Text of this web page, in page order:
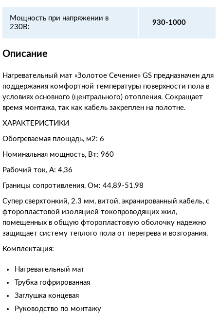
Мощность при напряжении в
230В:
930-1000
Описание
Нагревательный мат «Золотое Сечение» GS предназначен для
поддержания комфортной температуры поверхности пола в
условиях основного (центрального) отопления. Сокращает
время монтажа, так как кабель закреплен на полотне.
ХАРАКТЕРИСТИКИ
Обогреваемая площадь, м2: 6
Номинальная мощность, Вт: 960
Рабочий ток, А: 4,36
Границы сопротивления, Ом: 44,89-51,98
Супер сверхтонкий, 2.3 мм, витой, экранированный кабель, с
фторопластовой изоляцией токопроводящих жил,
помещенных в общую фторопластовую оболочку надежно
защищает систему теплого пола от перегрева и возгорания.
Комплектация:
Нагревательный мат
Трубка гофрированная
Заглушка концевая
Руководство по монтажу